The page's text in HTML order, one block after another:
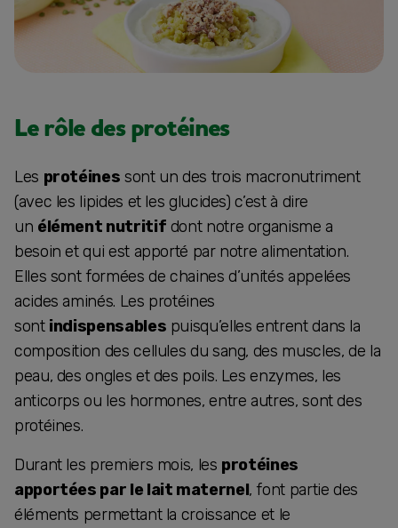
Le rôle des protéines
Les protéines sont un des trois macronutriment
(avec les lipides et les glucides) c’est à dire
un élément nutritif dont notre organisme a
besoin et qui est apporté par notre alimentation.
Elles sont formées de chaines d’unités appelées
acides aminés. Les protéines
sont indispensables puisqu’elles entrent dans la
composition des cellules du sang, des muscles, de la
peau, des ongles et des poils. Les enzymes, les
anticorps ou les hormones, entre autres, sont des
protéines.
Durant les premiers mois, les protéines
apportées par le lait maternel, font partie des
éléments permettant la croissance et le